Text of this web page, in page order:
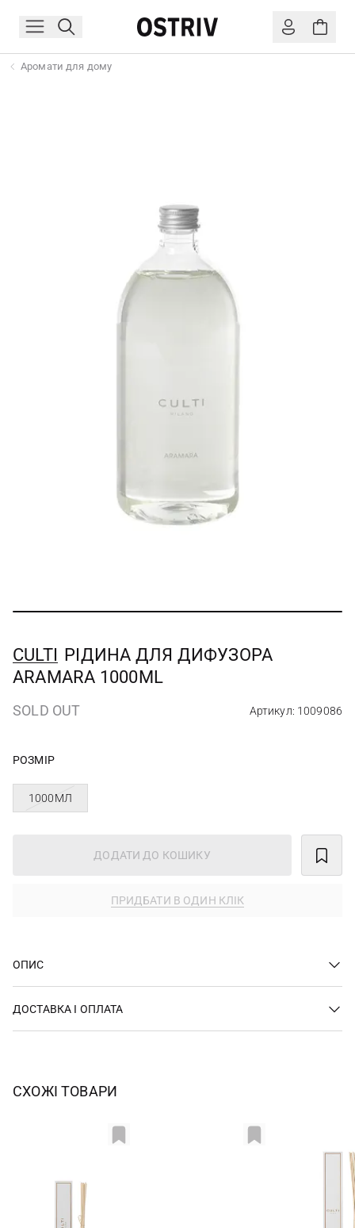
Аромати для дому
CULTI РІДИНА ДЛЯ ДИФУЗОРА
ARAMARA 1000ML
SOLD OUT Артикул: 1009086
РОЗМІР
1000МЛ
ДОДАТИ ДО КОШИКУ
ПРИДБАТИ В ОДИН КЛІК
ОПИС
ДОСТАВКА І ОПЛАТА
СХОЖІ ТОВАРИ